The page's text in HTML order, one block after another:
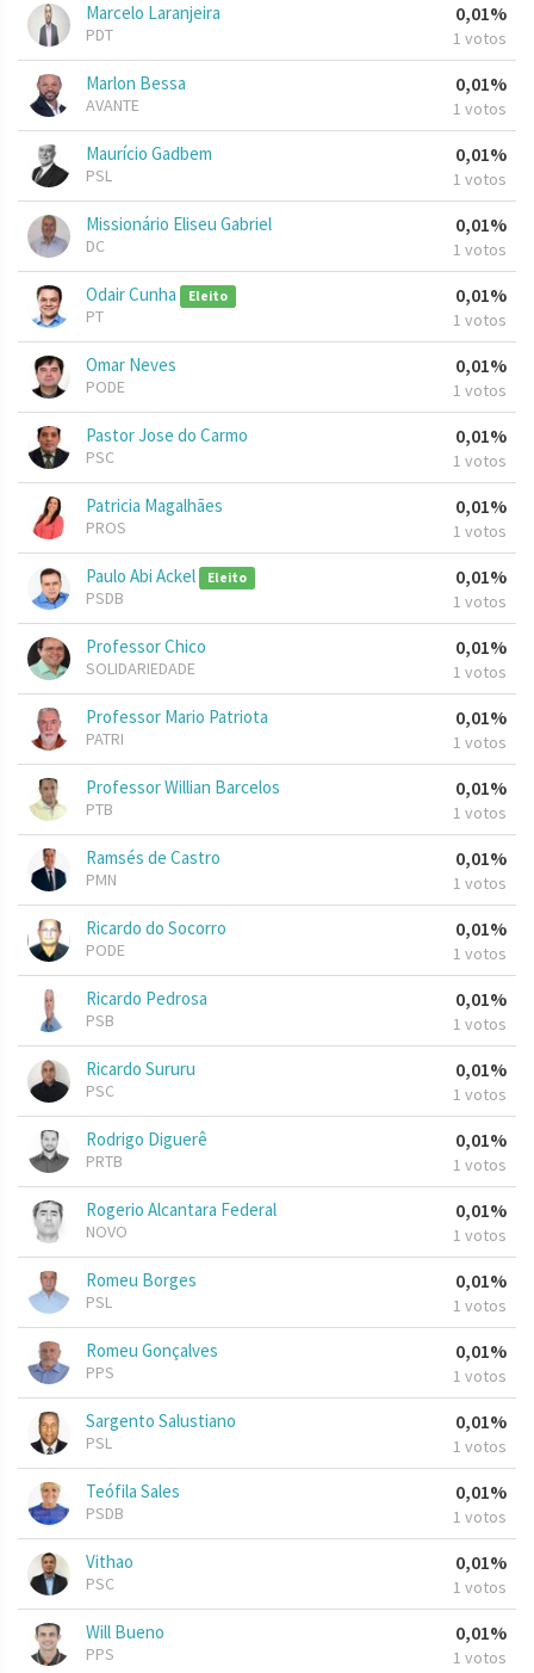
Marcelo Laranjeira
PDT
0,01%
1 votos
Marlon Bessa
AVANTE
0,01%
1 votos
Maurício Gadbem
PSL
0,01%
1 votos
Missionário Eliseu Gabriel
DC
0,01%
1 votos
Odair Cunha Eleito
PT
0,01%
1 votos
Omar Neves
PODE
0,01%
1 votos
Pastor Jose do Carmo
PSC
0,01%
1 votos
Patricia Magalhães
PROS
0,01%
1 votos
Paulo Abi Ackel Eleito
PSDB
0,01%
1 votos
Professor Chico
SOLIDARIEDADE
0,01%
1 votos
Professor Mario Patriota
PATRI
0,01%
1 votos
Professor Willian Barcelos
PTB
0,01%
1 votos
Ramsés de Castro
PMN
0,01%
1 votos
Ricardo do Socorro
PODE
0,01%
1 votos
Ricardo Pedrosa
PSB
0,01%
1 votos
Ricardo Sururu
PSC
0,01%
1 votos
Rodrigo Diguerê
PRTB
0,01%
1 votos
Rogerio Alcantara Federal
NOVO
0,01%
1 votos
Romeu Borges
PSL
0,01%
1 votos
Romeu Gonçalves
PPS
0,01%
1 votos
Sargento Salustiano
PSL
0,01%
1 votos
Teófila Sales
PSDB
0,01%
1 votos
Vithao
PSC
0,01%
1 votos
Will Bueno
PPS
0,01%
1 votos